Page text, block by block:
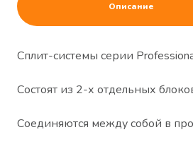
Описание
Сплит-системы серии
Состоят из 2-х отдельных
Соединяются между собой в